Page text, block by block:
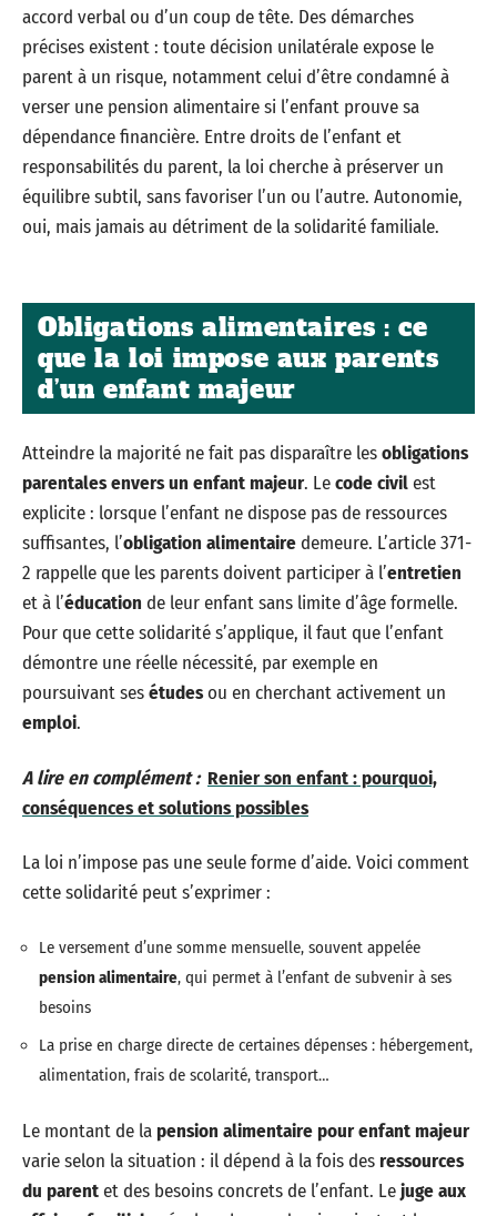
accord verbal ou d’un coup de tête. Des démarches
précises existent : toute décision unilatérale expose le
parent à un risque, notamment celui d’être condamné à
verser une pension alimentaire si l’enfant prouve sa
dépendance financière. Entre droits de l’enfant et
responsabilités du parent, la loi cherche à préserver un
équilibre subtil, sans favoriser l’un ou l’autre. Autonomie,
oui, mais jamais au détriment de la solidarité familiale.
Obligations alimentaires : ce
que la loi impose aux parents
d’un enfant majeur
Atteindre la majorité ne fait pas disparaître lesobligations
parentales envers un enfant majeur. Lecode civilest
explicite : lorsque l’enfant ne dispose pas de ressources
suffisantes, l’obligation alimentairedemeure. L’article 371-
2 rappelle que les parents doivent participer à l’entretien
et à l’éducation de leur enfant sans limite d’âge formelle.
Pour que cette solidarité s’applique, il faut que l’enfant
démontre une réelle nécessité, par exemple en
poursuivant sesétudesou en cherchant activement un
emploi.
A lire en complément : Renier son enfant : pourquoi,
conséquences et solutions possibles
La loi n’impose pas une seule forme d’aide. Voici comment
cette solidarité peut s’exprimer :
Le versement d’une somme mensuelle, souvent appelée
pension alimentaire, qui permet à l’enfant de subvenir à ses
besoins
La prise en charge directe de certaines dépenses : hébergement,
alimentation, frais de scolarité, transport…
Le montant de lapension alimentaire pour enfant majeur
varie selon la situation : il dépend à la fois desressources
du parentet des besoins concrets de l’enfant. Lejuge aux